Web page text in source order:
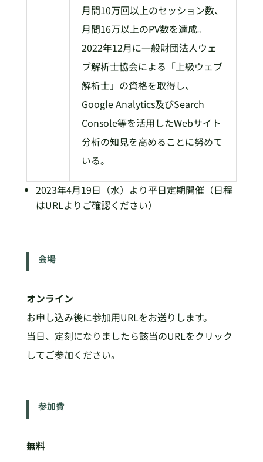
月間10万回以上のセッション数、
月間16万以上のPV数を達成。
2022年12月に一般財団法人ウェ
ブ解析士協会による「上級ウェブ
解析士」の資格を取得し、
Google Analytics及びSearch
Console等を活用したWebサイト
分析の知見を高めることに努めて
いる。
2023年4月19日（水）より平日定期開催（日程
はURLよりご確認ください）
会場
オンライン
お申し込み後に参加用URLをお送りします。
当日、定刻になりましたら該当のURLをクリック
してご参加ください。
参加費
無料